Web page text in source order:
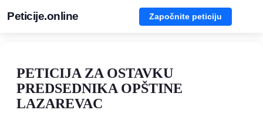
Peticije.online Započnite peticiju
PETICIJA ZA OSTAVKU
PREDSEDNIKA OPŠTINE
LAZAREVAC